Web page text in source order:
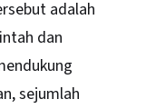
adalah
dan
sejumlah